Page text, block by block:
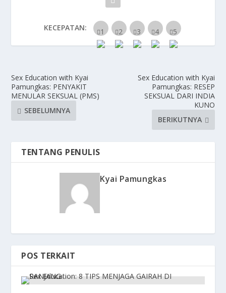
KECEPATAN:
Sex Education with Kyai
Pamungkas: PENYAKIT
MENULAR SEKSUAL (PMS)
SEBELUMNYA
Sex Education with Kyai
Pamungkas: RESEP
SEKSUAL DARI INDIA
KUNO
BERIKUTNYA
TENTANG PENULIS
Kyai Pamungkas
POS TERKAIT